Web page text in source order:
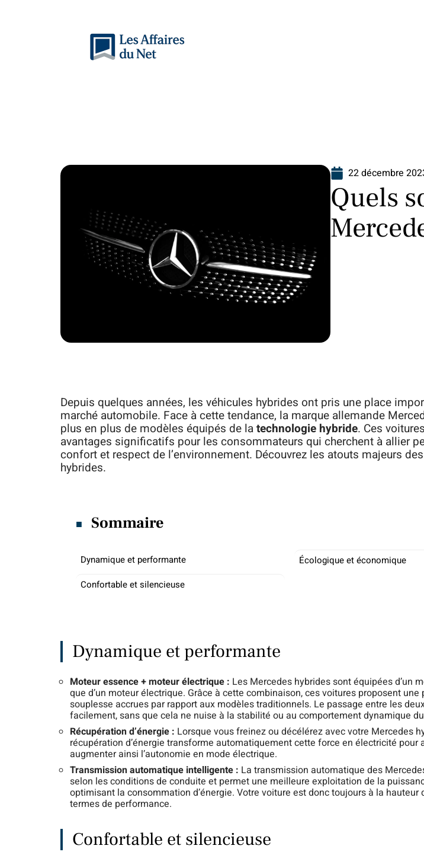
22 décembre
Quels
Depuis quelques années, les véhicules hybrides ont pris une place
marché automobile. Face à cette tendance, la marque allemande
plus en plus de modèles équipés de latechnologie hybride. Ces
avantages significatifs pour les consommateurs qui cherchent à allier
confort et respect de l’environnement. Découvrez les atouts majeurs
hybrides.
Sommaire
Dynamique et performante
Confortable et silencieuse
Écologique et économique
Dynamique et performante
Moteur essence + moteur électrique : Les Mercedes hybrides sont équipées d’un
que d’un moteur électrique. Grâce à cette combinaison, ces voitures proposent une
souplesse accrues par rapport aux modèles traditionnels. Le passage entre les
facilement, sans que cela ne nuise à la stabilité ou au comportement dynamique
Récupération d’énergie : Lorsque vous freinez ou décélérez avec votre Mercedes
récupération d’énergie transforme automatiquement cette force en électricité pour
augmenter ainsi l’autonomie en mode électrique.
Transmission automatique intelligente : La transmission automatique des
selon les conditions de conduite et permet une meilleure exploitation de la
optimisant la consommation d’énergie. Votre voiture est donc toujours à la hauteur
termes de performance.
Confortable et silencieuse